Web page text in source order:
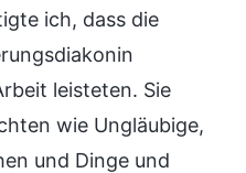
ich, dass die
leisteten. Sie
wie Ungläubige,
und Dinge und